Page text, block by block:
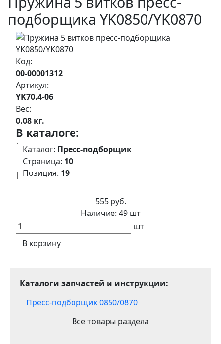
подборщика YK0850/YK0870
Код:
00-00001312
Артикул:
YK70.4-06
Вес:
0.08 кг.
В каталоге:
Каталог: Пресс-подборщик
Страница: 10
Позиция: 19
555 руб.
Наличие: 49 шт
шт
В корзину
Каталоги запчастей и инструкции:
Пресс-подборщик 0850/0870
Все товары раздела